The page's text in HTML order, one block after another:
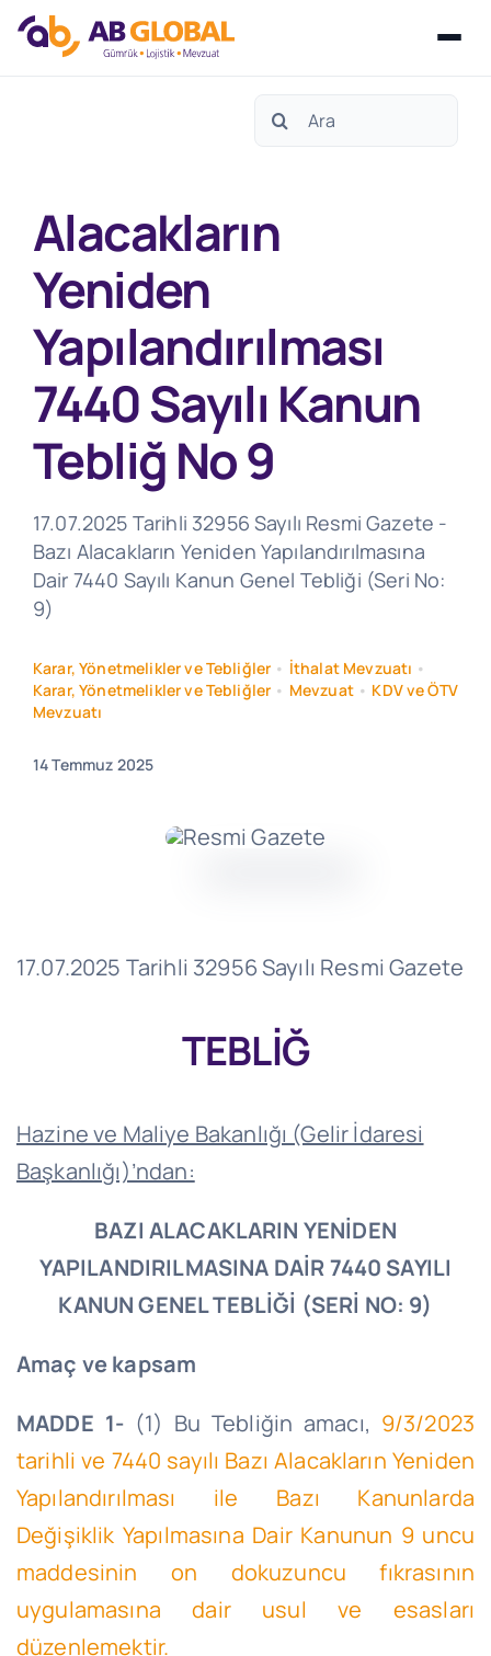
Search
Alacakların
Yeniden
Yapılandırılması
7440 Sayılı Kanun
Tebliğ No 9
17.07.2025 Tarihli 32956 Sayılı Resmi Gazete -
Bazı Alacakların Yeniden Yapılandırılmasına
Dair 7440 Sayılı Kanun Genel Tebliği (Seri No:
9)
Karar, Yönetmelikler ve Tebliğler • İthalat Mevzuatı •
Karar, Yönetmelikler ve Tebliğler • Mevzuat• KDV ve ÖTV
Mevzuatı
14 Temmuz 2025
17.07.2025 Tarihli 32956 Sayılı Resmi Gazete
TEBLİĞ
Hazine ve Maliye Bakanlığı (Gelir İdaresi
Başkanlığı)’ndan:
BAZI ALACAKLARIN YENİDEN
YAPILANDIRILMASINA DAİR 7440 SAYILI
KANUN GENEL TEBLİĞİ (SERİ NO: 9)
Amaç ve kapsam
MADDE 1- (1) Bu Tebliğin amacı, 9/3/2023
tarihli ve 7440 sayılı Bazı Alacakların Yeniden
Yapılandırılması ile Bazı Kanunlarda
Değişiklik Yapılmasına Dair Kanunun 9 uncu
maddesinin on dokuzuncu fıkrasının
uygulamasına dair usul ve esasları
düzenlemektir.